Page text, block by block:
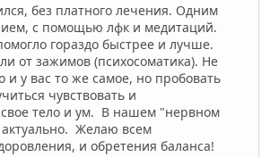
без платного лечения. Одним
с помощью лфк и медитаций.
гораздо быстрее и лучше.
от зажимов (психосоматика). Не
и у вас то же самое, но пробовать
чувствовать и
свое тело и ум. В нашем "нервном
Желаю всем
и обретения баланса!